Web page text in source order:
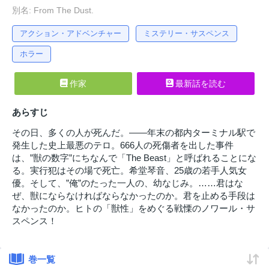
別名: From The Dust.
アクション・アドベンチャー ミステリー・サスペンス
ホラー
作家 最新話を読む
あらすじ
その日、多くの人が死んだ。――年末の都内ターミナル駅で
発生した史上最悪のテロ。666人の死傷者を出した事件
は、”獣の数字”にちなんで「The Beast」と呼ばれることにな
る。実行犯はその場で死亡。希堂琴音、25歳の若手人気女
優。そして、”俺”のたった一人の、幼なじみ。……君はな
ぜ、獣にならなければならなかったのか。君を止める手段は
なかったのか。ヒトの「獣性」をめぐる戦慄のノワール・サ
スペンス！
巻一覧